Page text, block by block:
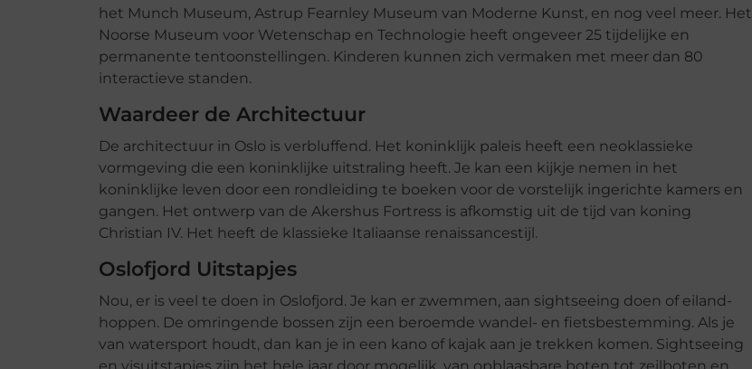
het Munch Museum, Astrup Fearnley Museum van Moderne Kunst, en nog veel meer. Het
Noorse Museum voor Wetenschap en Technologie heeft ongeveer 25 tijdelijke en
permanente tentoonstellingen. Kinderen kunnen zich vermaken met meer dan 80
interactieve standen.
Waardeer de Architectuur
De architectuur in Oslo is verbluffend. Het koninklijk paleis heeft een neoklassieke
vormgeving die een koninklijke uitstraling heeft. Je kan een kijkje nemen in het
koninklijke leven door een rondleiding te boeken voor de vorstelijk ingerichte kamers en
gangen. Het ontwerp van de Akershus Fortress is afkomstig uit de tijd van koning
Christian IV. Het heeft de klassieke Italiaanse renaissancestijl.
Oslofjord Uitstapjes
Nou, er is veel te doen in Oslofjord. Je kan er zwemmen, aan sightseeing doen of eiland-
hoppen. De omringende bossen zijn een beroemde wandel- en fietsbestemming. Als je
van watersport houdt, dan kan je in een kano of kajak aan je trekken komen. Sightseeing